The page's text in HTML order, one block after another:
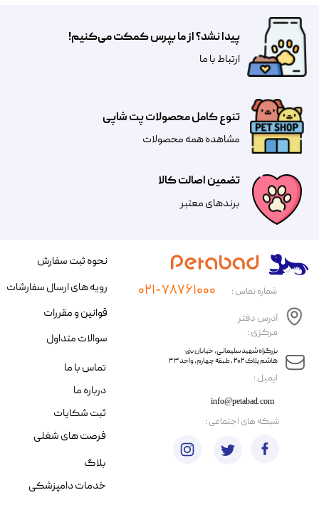
تضمین اصالت کالا
​​برندهای معتبر​​​​​​​
تنوع کامل محصولات پت شاپی
مشاهده همه محصولات
پیدا نشد؟ از ما بپرس کمکت می‌کنیم!
​​​ارتباط با ما
​ایمیل :
آدرس دفتر
مرکزی :
info@petabad.com
​​بزرگراه شهید سلیمانی، خیابان بنی
هاشم پلاک ۲۰۲ ، طبقه چهارم، واحد ۴۳
شماره تماس : ۰۲۱-۷۸۷۶۱۰۰۰
نحوه ثبت سفارش
رویه های ارسال سفارشات
قوانین و مقررات
سوالات متداول
تماس با ما
درباره ما
ثبت شکایات
فرصت های شغلی
​شبکه های اجتماعی :
بلاگ
خدمات دامپزشکی